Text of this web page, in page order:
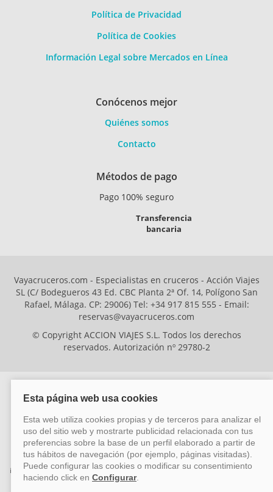
Política de Privacidad
Política de Cookies
Información Legal sobre Mercados en Línea
Conócenos mejor
Quiénes somos
Contacto
Métodos de pago
Pago 100% seguro
Transferencia
bancaria
Vayacruceros.com - Especialistas en cruceros - Acción Viajes
SL (C/ Bodegueros 43 Ed. CBC Planta 2ª Of. 14, Polígono San
Rafael, Málaga. CP: 29006) Tel: +34 917 815 555 - Email:
reservas@vayacruceros.com
© Copyright ACCION VIAJES S.L. Todos los derechos
reservados. Autorización nº 29780-2
ACCION VIAJES SL ha sido beneficiaria del Fondo Europeo de Desarrollo
Regional (FEDER), cuyo objetivo es mejorar la competitividad de las pymes
mediante el impulso de la innovación, el desarrollo tecnológico, la
investigación de calidad y el uso seguro y fiable del ciberespacio. Gracias a
esta financiación, la empresa ha puesto en marcha un Plan de Acción